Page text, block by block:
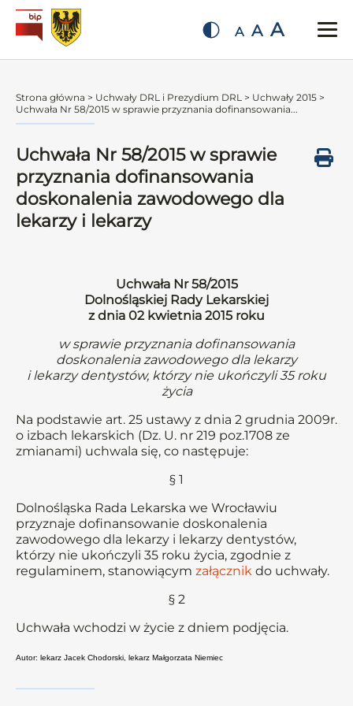
A A A
Strona główna > Uchwały DRL i Prezydium DRL > Uchwały 2015 >
Uchwała Nr 58/2015 w sprawie przyznania dofinansowania...
Uchwała Nr 58/2015 w sprawie
przyznania dofinansowania
doskonalenia zawodowego dla
lekarzy i lekarzy
Uchwała Nr 58/2015
Dolnośląskiej Rady Lekarskiej
z dnia 02 kwietnia 2015 roku
w sprawie przyznania dofinansowania
doskonalenia zawodowego dla lekarzy
i lekarzy dentystów, którzy nie ukończyli 35 roku
życia
Na podstawie art. 25 ustawy z dnia 2 grudnia 2009r.
o izbach lekarskich (Dz. U. nr 219 poz.1708 ze
zmianami) uchwala się, co następuje:
§ 1
Dolnośląska Rada Lekarska we Wrocławiu
przyznaje dofinansowanie doskonalenia
zawodowego dla lekarzy i lekarzy dentystów,
którzy nie ukończyli 35 roku życia, zgodnie z
regulaminem, stanowiącym załącznik do uchwały.
§ 2
Uchwała wchodzi w życie z dniem podjęcia.
Autor: lekarz Jacek Chodorski, lekarz Małgorzata Niemiec